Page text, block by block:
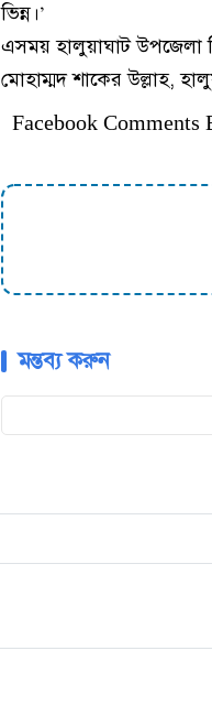
ভিন্ন।’
এসময় হালুয়াঘাট উপজেলা
মোহাম্মদ শাকের উল্লাহ,
Facebook Comments
মন্তব্য করুন